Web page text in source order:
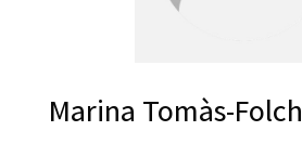
Marina Tomàs-Folch